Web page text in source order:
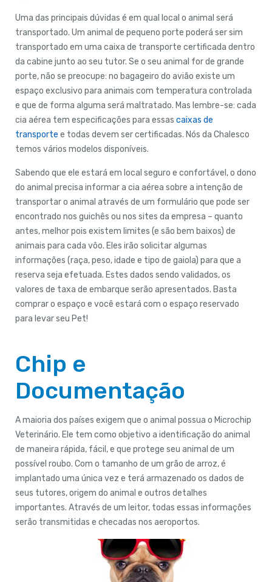
Uma das principais dúvidas é em qual local o animal será
transportado. Um animal de pequeno porte poderá ser sim
transportado em uma caixa de transporte certificada dentro
da cabine junto ao seu tutor. Se o seu animal for de grande
porte, não se preocupe: no bagageiro do avião existe um
espaço exclusivo para animais com temperatura controlada
e que de forma alguma será maltratado. Mas lembre-se: cada
cia aérea tem especificações para essas caixas de
transporte e todas devem ser certificadas. Nós da Chalesco
temos vários modelos disponíveis.
Sabendo que ele estará em local seguro e confortável, o dono
do animal precisa informar a cia aérea sobre a intenção de
transportar o animal através de um formulário que pode ser
encontrado nos guichês ou nos sites da empresa – quanto
antes, melhor pois existem limites (e são bem baixos) de
animais para cada vôo. Eles irão solicitar algumas
informações (raça, peso, idade e tipo de gaiola) para que a
reserva seja efetuada. Estes dados sendo validados, os
valores de taxa de embarque serão apresentados. Basta
comprar o espaço e você estará com o espaço reservado
para levar seu Pet!
Chip e
Documentação
A maioria dos países exigem que o animal possua o Microchip
Veterinário. Ele tem como objetivo a identificação do animal
de maneira rápida, fácil, e que protege seu animal de um
possível roubo. Com o tamanho de um grão de arroz, é
implantado uma única vez e terá armazenado os dados de
seus tutores, origem do animal e outros detalhes
importantes. Através de um leitor, todas essas informações
serão transmitidas e checadas nos aeroportos.